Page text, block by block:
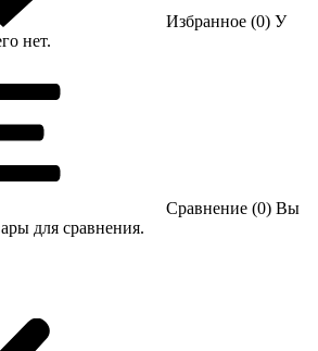
Избранное (0) У
нет.
Сравнение (0) Вы
для сравнения.